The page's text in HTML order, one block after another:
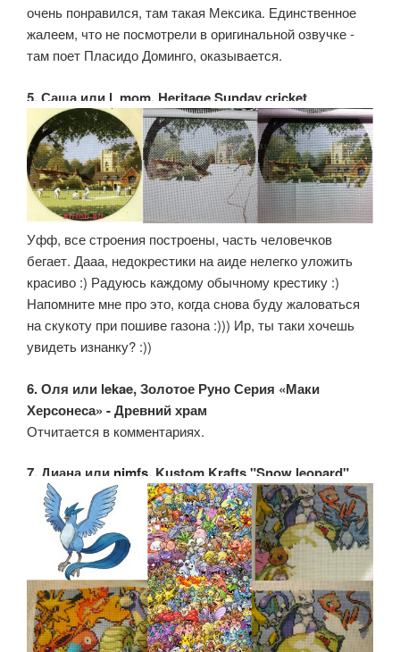
очень понравился, там такая Мексика. Единственное
жалеем, что не посмотрели в оригинальной озвучке -
там поет Пласидо Доминго, оказывается.
5. Саша или l_mom, Heritage Sunday cricket
Уфф, все строения построены, часть человечков
бегает. Дааа, недокрестики на аиде нелегко уложить
красиво :) Радуюсь каждому обычному крестику :)
Напомните мне про это, когда снова буду жаловаться
на скукоту при пошиве газона :))) Ир, ты таки хочешь
увидеть изнанку? :))
6. Оля или lekae, Золотое Руно Серия «Маки
Херсонеса» - Древний храм
Отчитается в комментариях.
7. Диана или nimfs, Kustom Krafts "Snow leopard"